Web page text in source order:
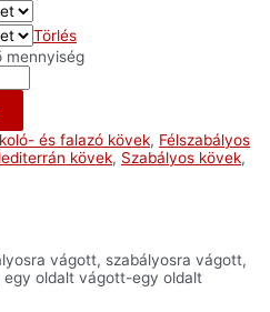
Törlés
mennyiség
és falazó kövek, Félszabályos
kövek, Szabályos kövek,
vágott, szabályosra vágott,
egy oldalt vágott-egy oldalt